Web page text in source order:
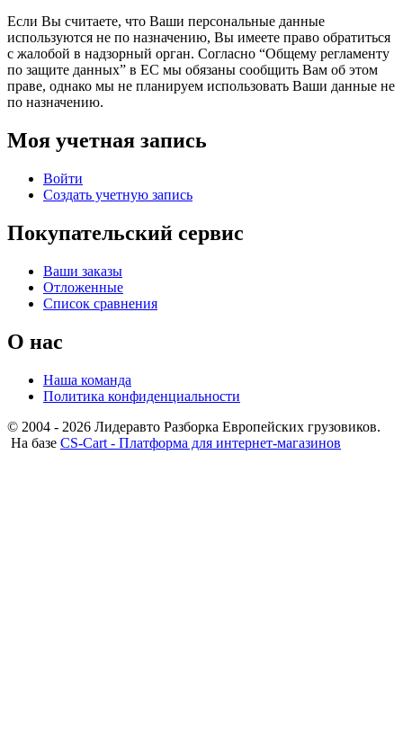
Если Вы считаете, что Ваши персональные данные
используются не по назначению, Вы имеете право обратиться
с жалобой в надзорный орган. Согласно “Общему регламенту
по защите данных” в ЕС мы обязаны сообщить Вам об этом
праве, однако мы не планируем использовать Ваши данные не
по назначению.
Моя учетная запись
Войти
Создать учетную запись
Покупательский сервис
Ваши заказы
Отложенные
Список сравнения
О нас
Наша команда
Политика конфиденциальности
© 2004 - 2026 Лидеравто Разборка Европейских грузовиков.
На базе CS-Cart - Платформа для интернет-магазинов